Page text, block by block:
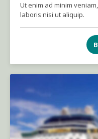
Ut enim ad minim
laboris nisi ut aliquip.